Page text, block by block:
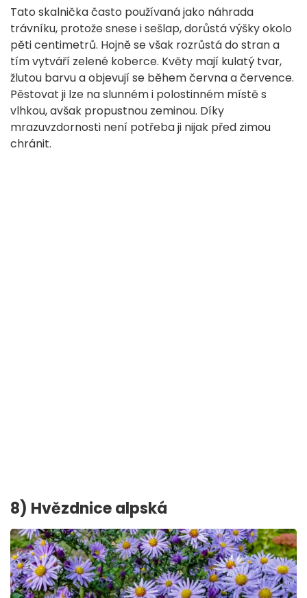
Tato skalnička často používaná jako náhrada
trávníku, protože snese i sešlap, dorůstá výšky okolo
pěti centimetrů. Hojně se však rozrůstá do stran a
tím vytváří zelené koberce. Květy mají kulatý tvar,
žlutou barvu a objevují se během června a července.
Pěstovat ji lze na slunném i polostinném místě s
vlhkou, avšak propustnou zeminou. Díky
mrazuvzdornosti není potřeba ji nijak před zimou
chránit.
8) Hvězdnice alpská